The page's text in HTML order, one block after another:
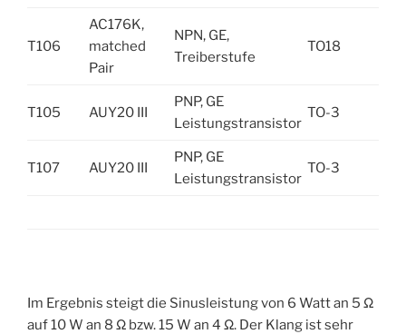
T106
AC176K,
matched
Pair
NPN, GE,
Treiberstufe
TO18
T105 AUY20 III
PNP, GE
Leistungstransistor
TO-3
T107 AUY20 III
PNP, GE
Leistungstransistor
TO-3
Im Ergebnis steigt die Sinusleistung von 6 Watt an 5 Ω
auf 10 W an 8 Ω bzw. 15 W an 4 Ω. Der Klang ist sehr